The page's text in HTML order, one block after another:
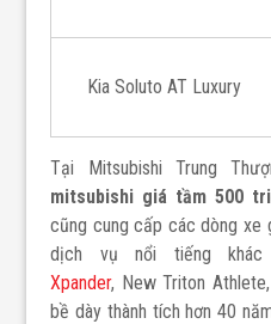
KiaSoluto AT Luxury
Tại Mitsubishi Trung
mitsubishi giá tầm 500
cũng cung cấp các dòng xe
dịch vụ nổi tiếng
Xpander, New Triton
bề dày thành tích hơn 40